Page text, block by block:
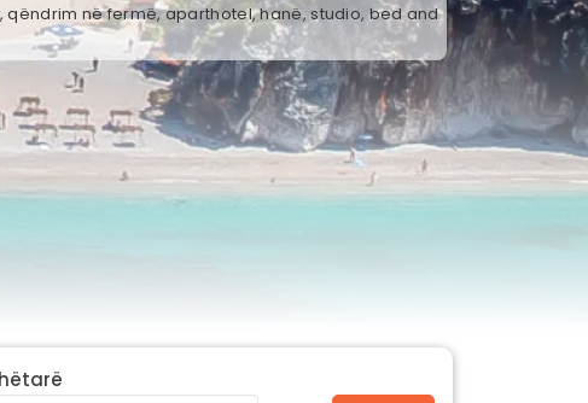
në fermë, aparthotel, hanë, studio, bed and